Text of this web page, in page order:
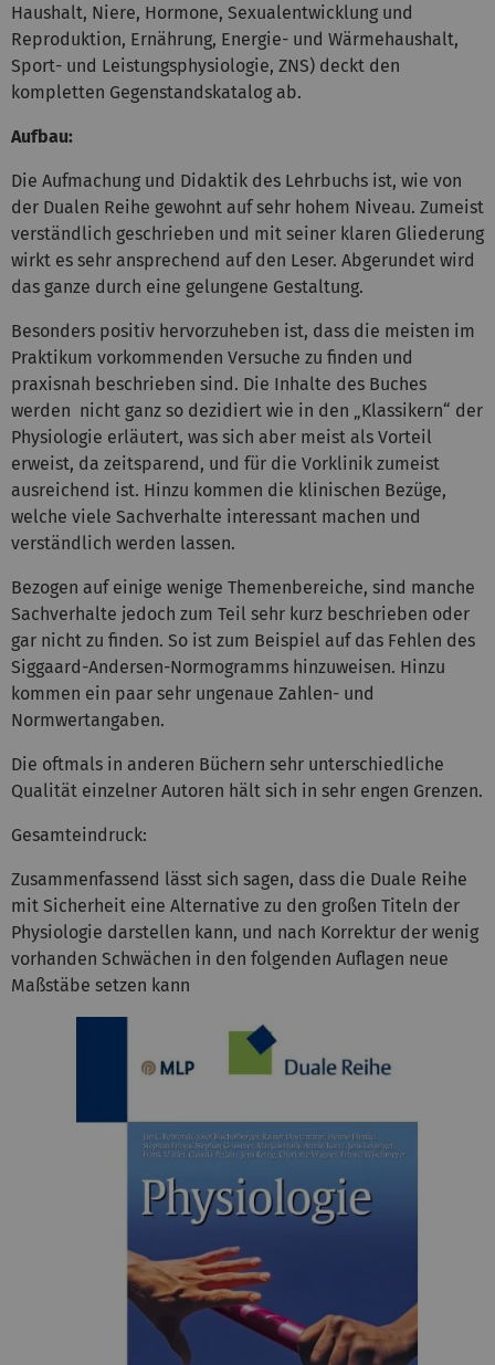
Haushalt, Niere, Hormone, Sexualentwicklung und
Reproduktion, Ernährung, Energie- und Wärmehaushalt,
Sport- und Leistungsphysiologie, ZNS) deckt den
kompletten Gegenstandskatalog ab.
Aufbau:
Die Aufmachung und Didaktik des Lehrbuchs ist, wie von
der Dualen Reihe gewohnt auf sehr hohem Niveau. Zumeist
verständlich geschrieben und mit seiner klaren Gliederung
wirkt es sehr ansprechend auf den Leser. Abgerundet wird
das ganze durch eine gelungene Gestaltung.
Besonders positiv hervorzuheben ist, dass die meisten im
Praktikum vorkommenden Versuche zu finden und
praxisnah beschrieben sind. Die Inhalte des Buches
werden nicht ganz so dezidiert wie in den „Klassikern“ der
Physiologie erläutert, was sich aber meist als Vorteil
erweist, da zeitsparend, und für die Vorklinik zumeist
ausreichend ist. Hinzu kommen die klinischen Bezüge,
welche viele Sachverhalte interessant machen und
verständlich werden lassen.
Bezogen auf einige wenige Themenbereiche, sind manche
Sachverhalte jedoch zum Teil sehr kurz beschrieben oder
gar nicht zu finden. So ist zum Beispiel auf das Fehlen des
Siggaard-Andersen-Normogramms hinzuweisen. Hinzu
kommen ein paar sehr ungenaue Zahlen- und
Normwertangaben.
Die oftmals in anderen Büchern sehr unterschiedliche
Qualität einzelner Autoren hält sich in sehr engen Grenzen.
Gesamteindruck:
Zusammenfassend lässt sich sagen, dass die Duale Reihe
mit Sicherheit eine Alternative zu den großen Titeln der
Physiologie darstellen kann, und nach Korrektur der wenig
vorhanden Schwächen in den folgenden Auflagen neue
Maßstäbe setzen kann